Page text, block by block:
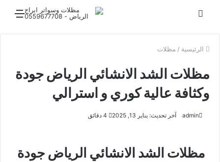
الرئيسية / مظلات
مظلات الشد الانشائي الرياض جودة
وكثافة عالية كوري و استرالي
admin آخر تحديث: يناير 13, 2025
مظلات الشد الانشائي الرياض جودة